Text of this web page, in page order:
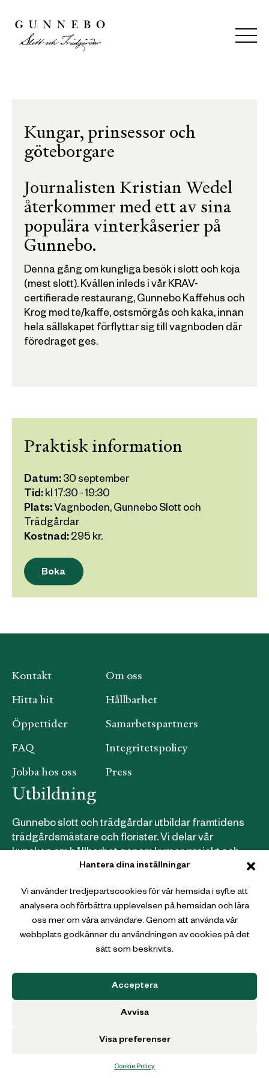
Hantera dina inställningar
Vi använder tredjepartscookies för vår hemsida i syfte att
analysera och förbättra upplevelsen på hemsidan och lära
oss mer om våra användare. Genom att använda vår
webbplats godkänner du användningen av cookies på det
sätt som beskrivits.
Acceptera
Avvisa
Visa preferenser
Cookie Policy
Kungar, prinsessor och
göteborgare
Journalisten Kristian Wedel
återkommer med ett av sina
populära vinterkåserier på
Gunnebo.
Denna gång om kungliga besök i slott och koja
(mest slott). Kvällen inleds i vår KRAV-
certifierade restaurang, Gunnebo Kaffehus och
Krog med te/kaffe, ostsmörgås och kaka, innan
hela sällskapet förflyttar sig till vagnboden där
föredraget ges.
Praktisk information
Datum: 30 september
Tid: kl 17:30 - 19:30
Plats: Vagnboden, Gunnebo Slott och
Trädgårdar
Kostnad: 295 kr.
Boka
Gunnebo Slott och Trädgårdar
431 36 Mölndal
Kontakt
Hitta hit
Öppettider
FAQ
Jobba hos oss
Om oss
Hållbarhet
Samarbetspartners
Integritetspolicy
Press
Utbildning
Gunnebo slott och trädgårdar utbildar framtidens
trädgårdsmästare och florister. Vi delar vår
kunskap om hållbarhet genom kurser, projekt och
Läs mer om våra utbildningar här
Webbutik